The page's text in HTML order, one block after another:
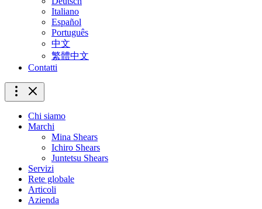
Italiano
Español
Português
中文
繁體中文
Contatti
Chi siamo
Marchi
Mina Shears
Ichiro Shears
Juntetsu Shears
Servizi
Rete globale
Articoli
Azienda